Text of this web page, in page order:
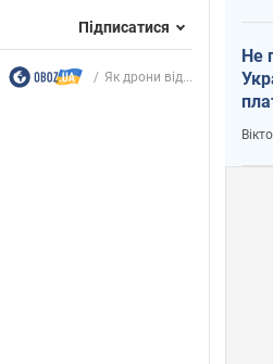
Підписатися
Як дрони від...
Не